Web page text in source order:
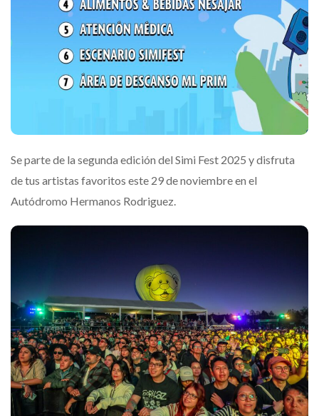
Se parte de la segunda edición del Simi Fest 2025 y disfruta
de tus artistas favoritos este 29 de noviembre en el
Autódromo Hermanos Rodriguez.